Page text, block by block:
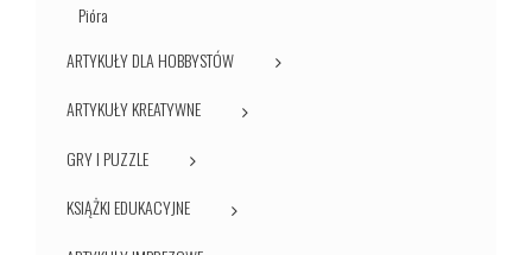
Pióra
ARTYKUŁY DLA HOBBYSTÓW
ARTYKUŁY KREATYWNE
GRY I PUZZLE
KSIĄŻKI EDUKACYJNE